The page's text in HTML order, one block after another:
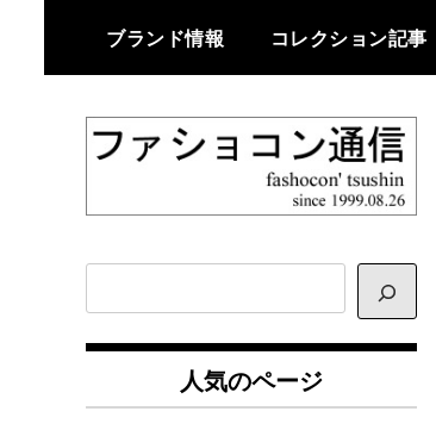
content
ブランド情報 コレクション記事
ファショコン通
信
ザイナーの観点からファッション
とモードを分析するファッション
イ
ト
人気のページ